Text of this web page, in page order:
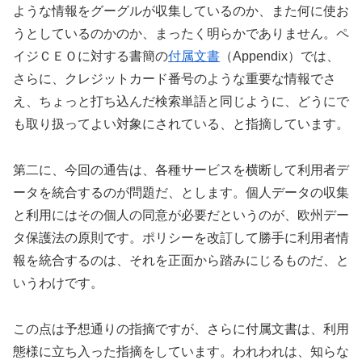
ような情報をグーグルが収集しているのか、また何に使お
うとしているのかのか、まったく明らかでありません。ペ
イジＣＥＯに対する書簡の付属文書 （Appendix）では、
さらに、クレジットカード番号のような重要な情報でさ
え、ちょっと打ち込んだ検索単語と同じように、どうにで
も取り扱ってよい対象にされている、と指摘しています。
第二に、今回の通告は、各種サービスを横断して利用者デ
ータを統合するのが問題だ、とします。個人データの収集
と利用にはその個人の同意が必要だというのが、欧州デー
タ保護法の原則です。ポリシーを改訂して勝手に利用者情
報を統合するのは、それを正面から踏みにじるものだ、と
いうわけです。
この点は予想通りの指摘ですが、さらに付属文書は、利用
態様に立ち入った指摘をしています。われわれは、知らな